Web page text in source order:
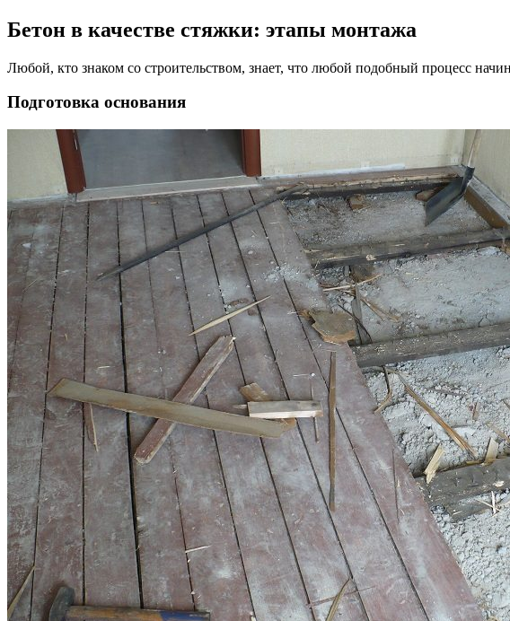
Бетон в качестве стяжки: этапы монтажа
Любой, кто знаком со строительством, знает, что любой подобный процесс
Подготовка основания